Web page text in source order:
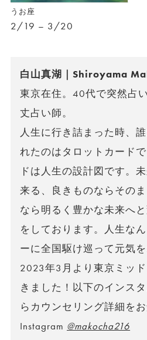
うお座
2/19 – 3/20
白山真湖｜Shiroyama
東京在住。40代で突然占
丈占い師。
人生に行き詰まった時、
れたのはタロットカード
ドは人生の設計図です。
来る、良きものならその
なら明るく豊かな未来へ
をしております。人生な
ーに全国駆け巡って元気を
2023年3月より東京ミッ
きました！以下のインス
らカウンセリング詳細を
Instagram @makocha216